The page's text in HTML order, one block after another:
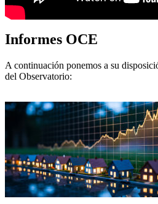
Informes OCE
A continuación ponemos a su
del Observatorio: